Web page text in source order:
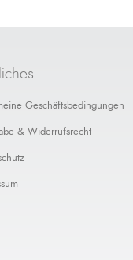
Geschäftsbedingungen
& Widerrufsrecht